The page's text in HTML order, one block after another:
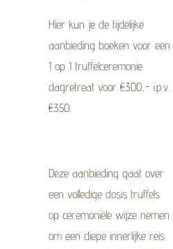
Hier kun je de tijdelijke
aanbieding boeken voor een
1 op 1 truffelceremonie
dagretreat voor €300,- i.p.v.
€350.
Deze aanbieding gaat over
een volledige dosis truffels
op ceremoniële wijze nemen
om een diepe innerlijke reis